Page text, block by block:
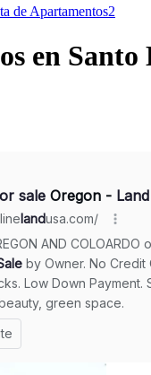
de Apartamentos2
en Santo